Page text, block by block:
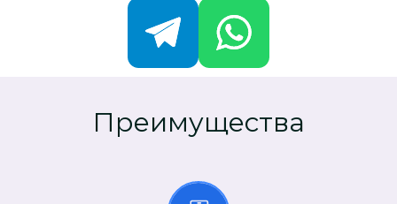
Преимущества